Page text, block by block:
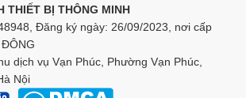
THIẾT BỊ THÔNG MINH
Đăng ký ngày: 26/09/2023, nơi cấp
ĐÔNG
dịch vụ Vạn Phúc, Phường Vạn Phúc,
Nội